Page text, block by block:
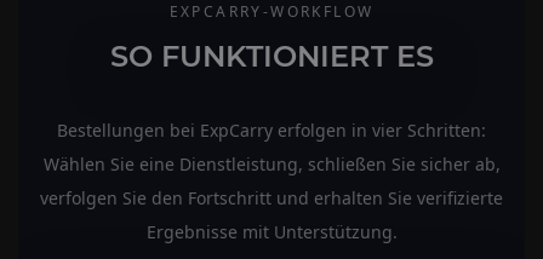
EXPCARRY-WORKFLOW
SO FUNKTIONIERT ES
Bestellungen bei ExpCarry erfolgen in vier Schritten:
Wählen Sie eine Dienstleistung, schließen Sie sicher ab,
verfolgen Sie den Fortschritt und erhalten Sie verifizierte
Ergebnisse mit Unterstützung.